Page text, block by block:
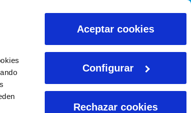
Aceptar cookies
Configurar
Rechazar cookies